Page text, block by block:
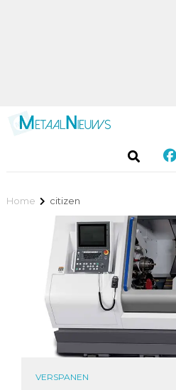
Home citizen
VERSPANEN